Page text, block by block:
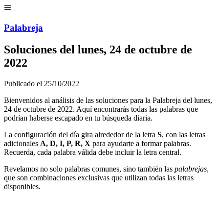
Palabreja
Soluciones del lunes, 24 de octubre de
2022
Publicado el 25/10/2022
Bienvenidos al análisis de las soluciones para la Palabreja del lunes,
24 de octubre de 2022. Aquí encontrarás todas las palabras que
podrían haberse escapado en tu búsqueda diaria.
La configuración del día gira alrededor de la letra S, con las letras
adicionales A, D, I, P, R, X para ayudarte a formar palabras.
Recuerda, cada palabra válida debe incluir la letra central.
Revelamos no solo palabras comunes, sino también las palabrejas,
que son combinaciones exclusivas que utilizan todas las letras
disponibles.